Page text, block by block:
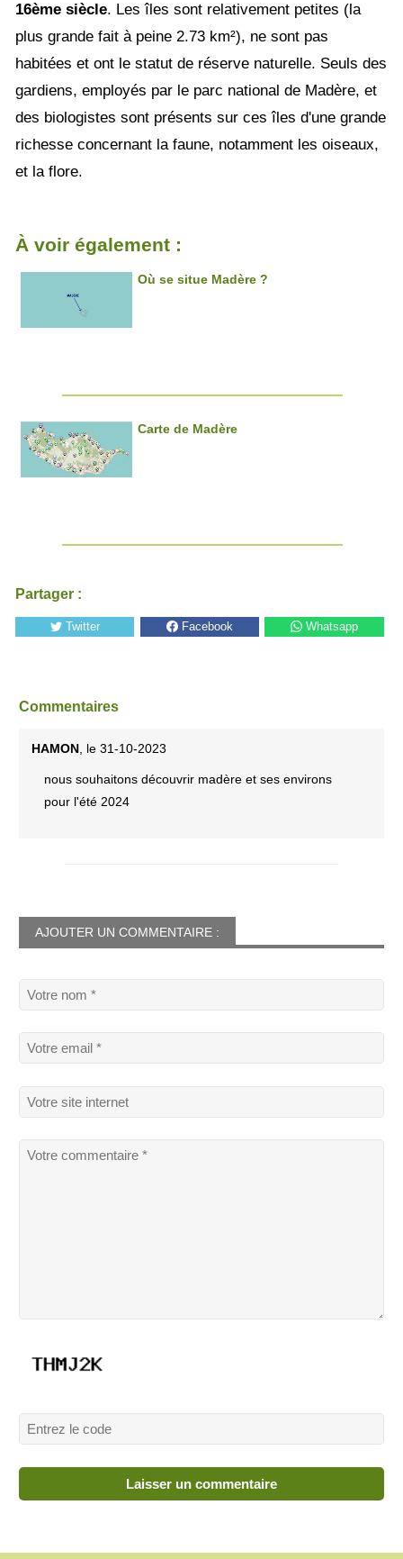
16ème siècle. Les îles sont relativement petites (la
plus grande fait à peine 2.73 km²), ne sont pas
habitées et ont le statut de réserve naturelle. Seuls des
gardiens, employés par le parc national de Madère, et
des biologistes sont présents sur ces îles d'une grande
richesse concernant la faune, notamment les oiseaux,
et la flore.
À voir également :
Où se situe Madère ?
Carte de Madère
Partager :
Twitter Facebook Whatsapp
Commentaires
HAMON, le 31-10-2023
nous souhaitons découvrir madère et ses environs
pour l'été 2024
AJOUTER UN COMMENTAIRE :